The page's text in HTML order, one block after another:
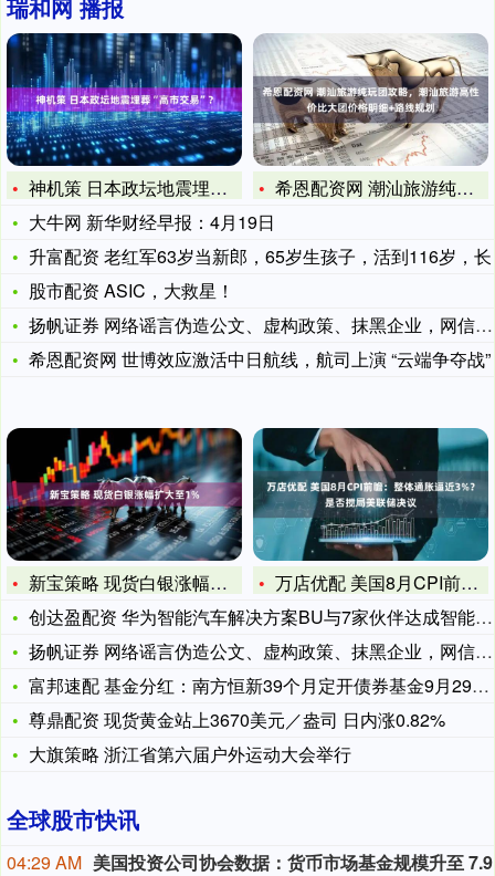
瑞和网 播报
神机策 日本政坛地震埋葬“高市交易”？
希恩配资网 潮汕旅游纯玩团攻略，潮汕旅游高性价比大团价格明细
大牛网 新华财经早报：4月19日
升富配资 老红军63岁当新郎，65岁生孩子，活到116岁，长
股市配资 ASIC，大救星！
扬帆证券 网络谣言伪造公文、虚构政策、抹黑企业，网信公安工信
希恩配资网 世博效应激活中日航线，航司上演 “云端争夺战”
新宝策略 现货白银涨幅扩大至1%
万店优配 美国8月CPI前瞻：整体通胀逼近3%？是否搅局美联
创达盈配资 华为智能汽车解决方案BU与7家伙伴达成智能车控模
扬帆证券 网络谣言伪造公文、虚构政策、抹黑企业，网信公安工信
富邦速配 基金分红：南方恒新39个月定开债券基金9月29日分
尊鼎配资 现货黄金站上3670美元／盎司 日内涨0.82%
大旗策略 浙江省第六届户外运动大会举行
全球股市快讯
04:29 AM